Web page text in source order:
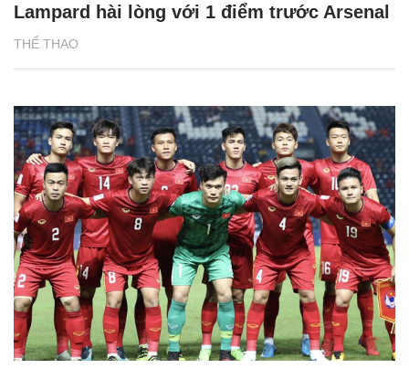
THỂ THAO
Lampard hài lòng với 1 điểm trước Arsenal